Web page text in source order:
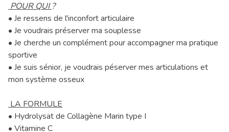
POUR QUI?
• Je ressens de l'inconfort articulaire
• Je voudrais préserver ma souplesse
• Je cherche un complément pour accompagner ma pratique
sportive
• Je suis sénior, je voudrais péserver mes articulations et
mon système osseux
LA FORMULE
• Hydrolysat de Collagène Marin type I
• Vitamine C